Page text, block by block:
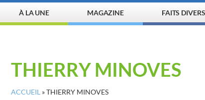
À LA UNE MAGAZINE FAITS
THIERRY MINOVES
ACCUEIL »THIERRY MINOVES